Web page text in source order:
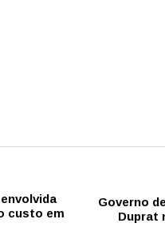
custo em
Governo
Duprat